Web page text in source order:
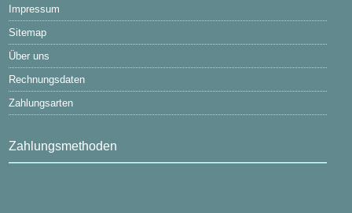
Impressum
Sitemap
Über uns
Rechnungsdaten
Zahlungsarten
Zahlungsmethoden